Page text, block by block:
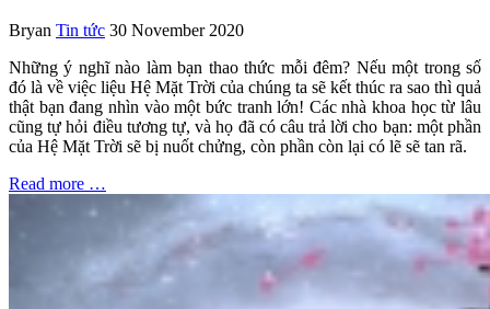
Bryan Tin tức 30 November 2020
Những ý nghĩ nào làm bạn thao thức mỗi đêm? Nếu một trong số
đó là về việc liệu Hệ Mặt Trời của chúng ta sẽ kết thúc ra sao thì quả
thật bạn đang nhìn vào một bức tranh lớn! Các nhà khoa học từ lâu
cũng tự hỏi điều tương tự, và họ đã có câu trả lời cho bạn: một phần
của Hệ Mặt Trời sẽ bị nuốt chửng, còn phần còn lại có lẽ sẽ tan rã.
Read more …